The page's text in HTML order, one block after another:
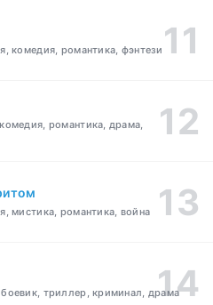
комедия, романтика, фэнтези
романтика, драма,
мистика, романтика, война
триллер, криминал, драма